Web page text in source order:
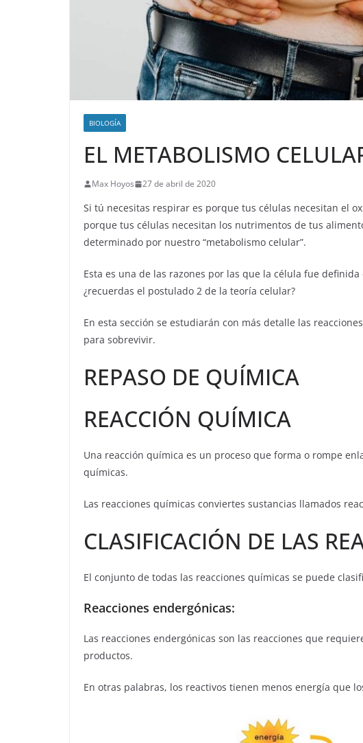
BIOLOGÍA
EL METABOLISMO
Max Hoyos 27 de abril de 2020
Si tú necesitas respirar es porque tus células necesitan el
porque tus células necesitan los nutrimentos de tus
determinado por nuestro “metabolismo celular”.
Esta es una de las razones por las que la célula fue
¿recuerdas el postulado 2 de la teoría celular?
En esta sección se estudiarán con más detalle las
para sobrevivir.
REPASO DE QUÍMICA
REACCIÓN QUÍMICA
Una reacción química es un proceso que forma o rompe
químicas.
Las reacciones químicas conviertes sustancias llamados
CLASIFICACIÓN DE LAS
El conjunto de todas las reacciones químicas se puede
Reacciones endergónicas:
Las reacciones endergónicas son las reacciones que
productos.
En otras palabras, los reactivos tienen menos energía que